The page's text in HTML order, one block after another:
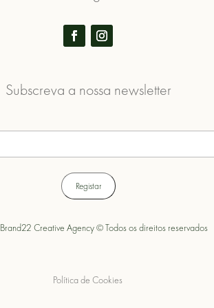
Subscreva a nossa newsletter
Brand22 Creative Agency © Todos os direitos reservados
Política de Cookies